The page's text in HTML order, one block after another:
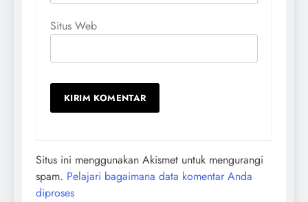
Situs Web
Situs ini menggunakan Akismet untuk mengurangi
spam. Pelajari bagaimana data komentar Anda
diproses